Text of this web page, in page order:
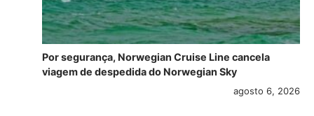
Por segurança, Norwegian Cruise Line cancela
viagem de despedida do Norwegian Sky
agosto 6, 2026